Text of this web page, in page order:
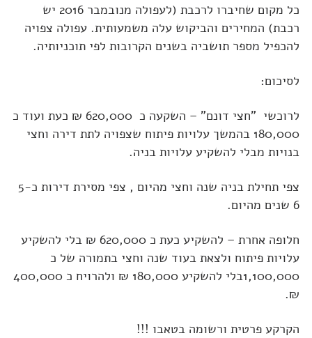
כל מקום שחיברו לרכבת (לעפולה מנובמבר 2016 יש
רכבת) המחירים והביקוש עלה משמעותית. עפולה צפויה
להכפיל מספר תושביה בשנים הקרובות לפי תוכניותיה.
לסיכום:
לרוכשי "חצי דונם" – השקעה כ 620,000 ₪ כעת ועוד כ
180,000 בהמשך עלויות פיתוח שצפויה לתת דירה וחצי
בנויות מבלי להשקיע עלויות בניה.
צפי תחילת בניה שנה וחצי מהיום , צפי מסירת דירות כ5-
6 שנים מהיום.
חלופה אחרת – להשקיע כעת כ 620,000 ₪ בלי להשקיע
עלויות פיתוח ולצאת בעוד שנה וחצי בתמורה של כ
1,100,000בלי להשקיע 180,000 ₪ ולהרויח כ 400,000
₪.
הקרקע פרטית ורשומה בטאבו !!!